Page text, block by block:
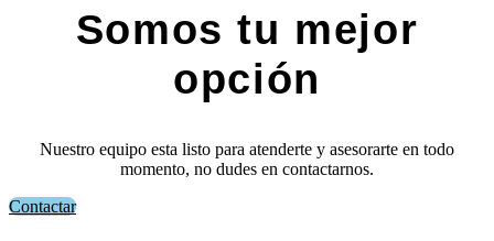
Somos tu mejor
opción
Nuestro equipo esta listo para atenderte y asesorarte en todo
momento, no dudes en contactarnos.
Contactar